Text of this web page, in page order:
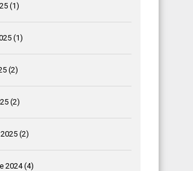
(1)
(1)
(2)
(2)
(2)
2024(4)